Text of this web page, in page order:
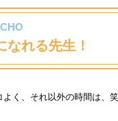
れる先生！
く、それ以外の時間は、